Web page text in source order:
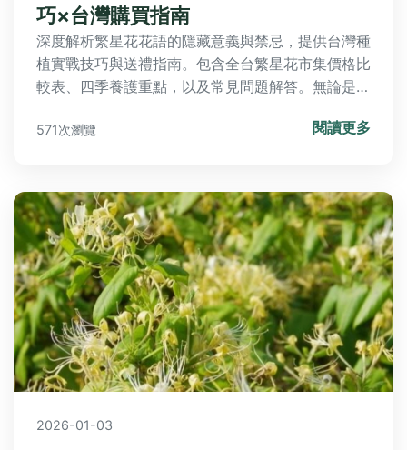
巧×台灣購買指南
深度解析繁星花花語的隱藏意義與禁忌，提供台灣種
植實戰技巧與送禮指南。包含全台繁星花市集價格比
較表、四季養護重點，以及常見問題解答。無論是送
略都能滿足需求。
571次瀏覽 閱讀更多
2026-01-03